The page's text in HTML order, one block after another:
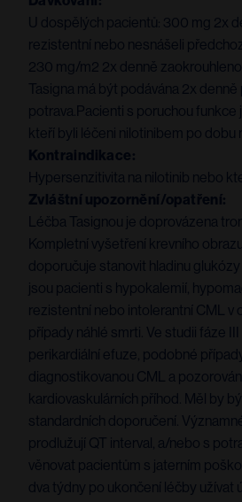
U dospělých pacientů: 300 mg 2x
rezistentní nebo nesnášeli
230 mg/m2 2x denně
Tasigna má být podávána 2x
potrava.Pacienti s poruchou
kteří byli léčeni nilotinibem po
Kontraindikace:
Hypersenzitivita na nilotinib nebo
Zvláštní upozornění/opatření:
Léčba Tasignou je doprovázena
Kompletní vyšetření krevního
doporučuje stanovit hladinu
jsou pacienti s hypokalemií,
rezistentní nebo intolerantní CML v
případy náhlé smrti. Ve studii fáze
perikardiální efuze, podobné
diagnostikovanou CML a
kardiovaskulárních příhod. Měl by
standardních doporučení.
prodlužují QT interval, a/nebo s
věnovat pacientům s jaterním
dva týdny po ukončení léčby užívat